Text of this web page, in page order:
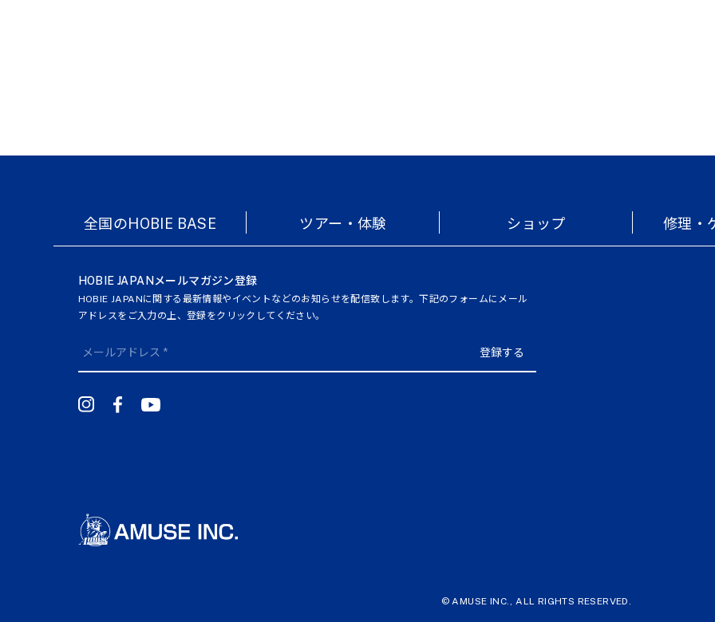
全国のHOBIE BASE ツアー・体験 ショップ 修理・
HOBIE JAPANメールマガジン登録
HOBIE JAPANに関する最新情報やイベントなどのお知らせを配信致します。下記のフォームにメール
アドレスをご入力の上、登録をクリックしてください。
© AMUSE INC., ALL RIGHTS RESERVED.